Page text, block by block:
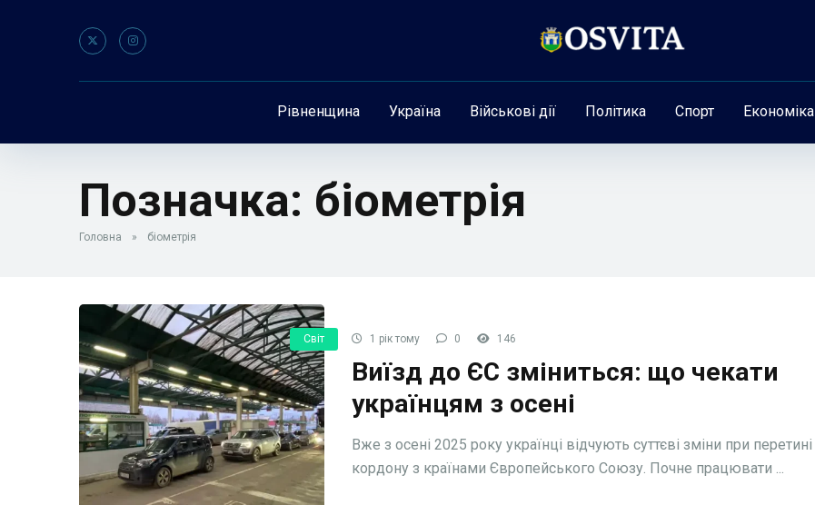
Рівненщина Україна Військові дії Політика Спорт Економіка
Позначка: біометрія
Головна » біометрія
Світ 1 рік тому 0 146
Виїзд до ЄС зміниться: що чекати
українцям з осені
Вже з осені 2025 року українці відчують суттєві зміни при перетині
кордону з країнами Європейського Союзу. Почне працювати ...